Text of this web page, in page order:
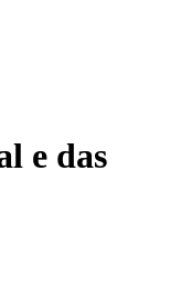
e das